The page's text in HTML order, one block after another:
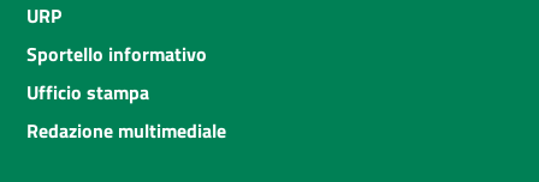
URP
Sportello informativo
Ufficio stampa
Redazione multimediale